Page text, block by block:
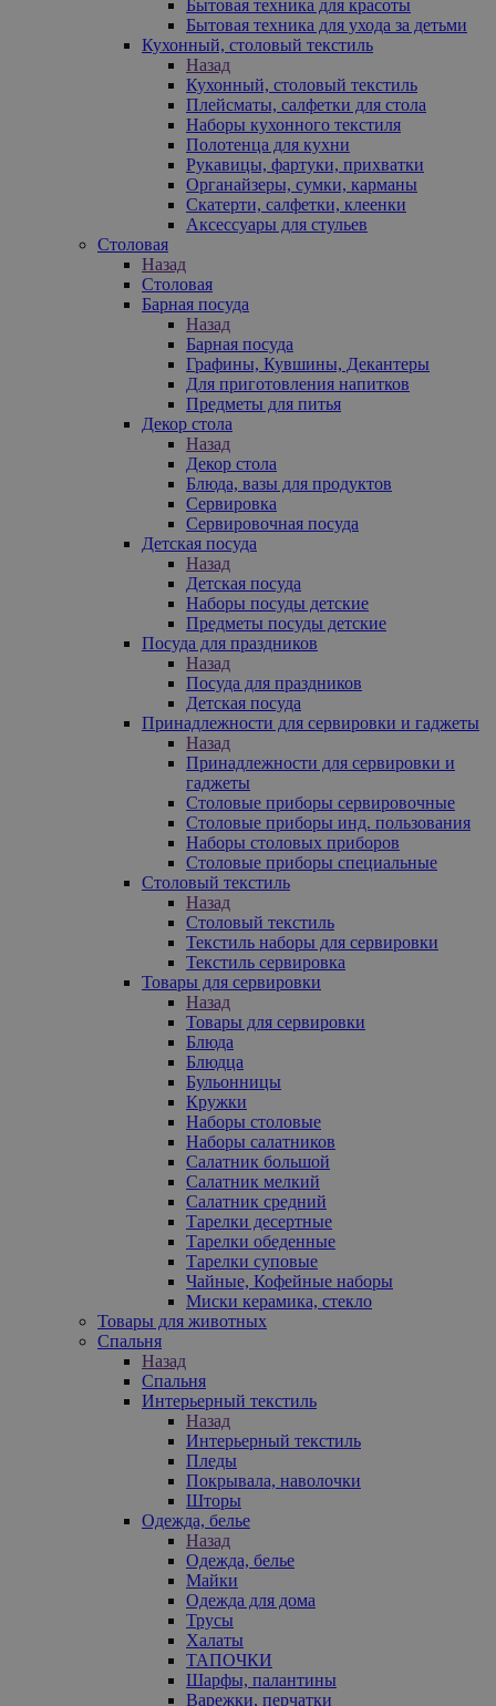
Бытовая техника для красоты
Бытовая техника для ухода за детьми
Кухонный, столовый текстиль
Назад
Кухонный, столовый текстиль
Плейсматы, салфетки для стола
Наборы кухонного текстиля
Полотенца для кухни
Рукавицы, фартуки, прихватки
Органайзеры, сумки, карманы
Скатерти, салфетки, клеенки
Аксессуары для стульев
Столовая
Назад
Столовая
Барная посуда
Назад
Барная посуда
Графины, Кувшины, Декантеры
Для приготовления напитков
Предметы для питья
Декор стола
Назад
Декор стола
Блюда, вазы для продуктов
Сервировка
Сервировочная посуда
Детская посуда
Назад
Детская посуда
Наборы посуды детские
Предметы посуды детские
Посуда для праздников
Назад
Посуда для праздников
Детская посуда
Принадлежности для сервировки и гаджеты
Назад
Принадлежности для сервировки и
гаджеты
Столовые приборы сервировочные
Столовые приборы инд. пользования
Наборы столовых приборов
Столовые приборы специальные
Столовый текстиль
Назад
Столовый текстиль
Текстиль наборы для сервировки
Текстиль сервировка
Товары для сервировки
Назад
Товары для сервировки
Блюда
Блюдца
Бульонницы
Кружки
Наборы столовые
Наборы салатников
Салатник большой
Салатник мелкий
Салатник средний
Тарелки десертные
Тарелки обеденные
Тарелки суповые
Чайные, Кофейные наборы
Миски керамика, стекло
Товары для животных
Спальня
Назад
Спальня
Интерьерный текстиль
Назад
Интерьерный текстиль
Пледы
Покрывала, наволочки
Шторы
Одежда, белье
Назад
Одежда, белье
Майки
Одежда для дома
Трусы
Халаты
ТАПОЧКИ
Шарфы, палантины
Варежки, перчатки